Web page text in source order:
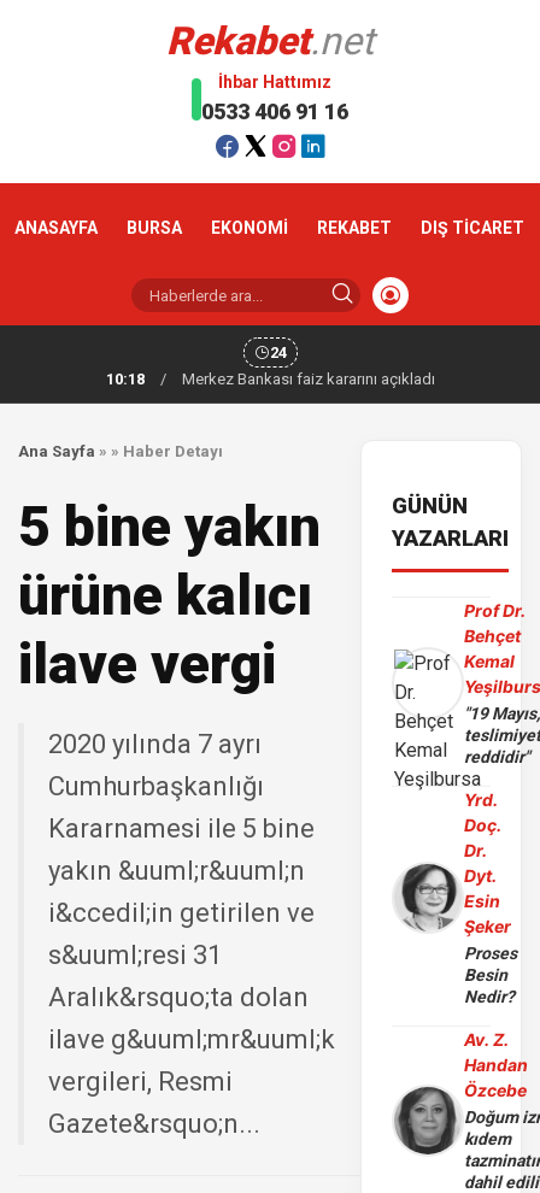
Rekabet.net
İhbar Hattımız
0533 406 91 16
ANASAYFA BURSA EKONOMİ REKABET DIŞ TİCARET
24
10:18
/ Merkez Bankası faiz kararını açıkladı
Ana Sayfa » » Haber Detayı
5 bine yakın
ürüne kalıcı
ilave vergi
2020 yılında 7 ayrı
Cumhurbaşkanlığı
Kararnamesi ile 5 bine
yakın &uuml;r&uuml;n
i&ccedil;in getirilen ve
s&uuml;resi 31
Aralık&rsquo;ta dolan
ilave g&uuml;mr&uuml;k
vergileri, Resmi
Gazete&rsquo;n...
GÜNÜN
YAZARLARI
Prof Dr.
Behçet
Kemal
"19 Mayıs,
reddidir"
Yrd.
Doç.
Dr.
Dyt.
Esin
Şeker
Proses
Besin
Nedir?
Av. Z.
Handan
Özcebe
Doğum
kıdem
dahil